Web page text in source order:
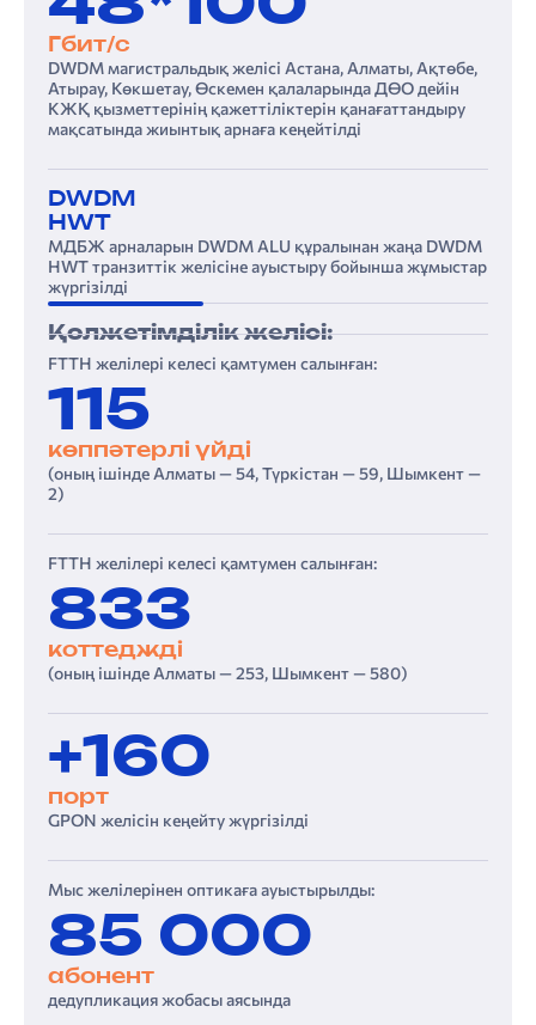
Гбит/с
DWDM магистральдық желісі Астана, Алматы, Ақтөбе,
Атырау, Көкшетау, Өскемен қалаларында ДӨО дейін
КЖҚ қызметтерінің қажеттіліктерін қанағаттандыру
мақсатында жиынтық арнаға кеңейтілді
DWDM
HWT
МДБЖ арналарын DWDM ALU құралынан жаңа DWDM
HWT транзиттік желісіне ауыстыру бойынша жұмыстар
жүргізілді
Қолжетімділік желісі:
FTTH желілері келесі қамтумен салынған:
115
көп­пәтер­лі үйді
(оның ішінде Алматы — 54, Түркістан — 59, Шымкент —
2)
FTTH желілері келесі қамтумен салынған:
833
коттеджді
(оның ішінде Алматы — 253, Шымкент — 580)
+160
порт
GPON желісін кеңейту жүргізілді
Мыс желілерінен оптикаға ауыстырылды:
85 000
абонент
дедупликация жобасы аясында